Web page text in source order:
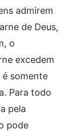
admirem
de Deus,
o
excedem
é somente
Para todo
pela
pode